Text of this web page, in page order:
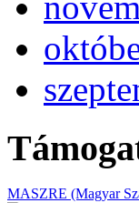
MASZRE (Magyar